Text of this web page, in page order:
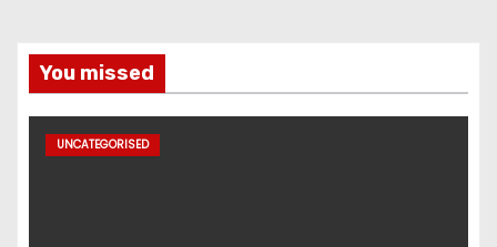
You missed
UNCATEGORISED